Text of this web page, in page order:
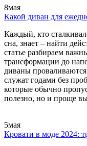
8мая
Какой диван для
Каждый, кто
сна, знает – найти
статье разбираем
трансформации до
диваны
служат годами без
которые обычно
полезно, но и проще
5мая
Кровати в моде 2024: